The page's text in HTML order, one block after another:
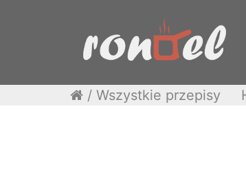
/ Wszystkie przepisy